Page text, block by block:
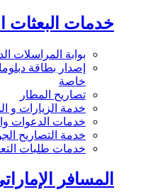
خدمات البعثات
بوابة المراسلات
إصدار بطاقة
خاصة
تصاريح المطار
خدمة الزيارات و
خدمات الدعوات
خدمة التصاريح
خدمات طلبات
المسافر